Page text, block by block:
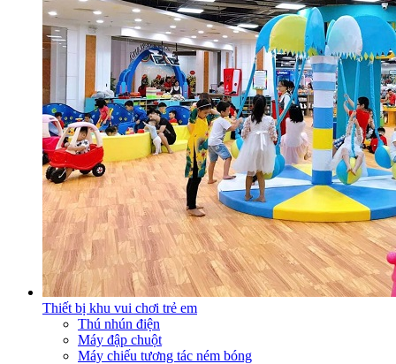
Thiết bị khu vui chơi trẻ em
Thú nhún điện
Máy đập chuột
Máy chiếu tương tác ném bóng